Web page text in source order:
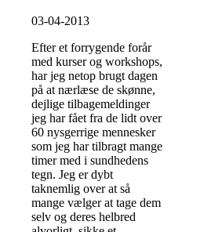
03-04-2013
Efter et forrygende forår
med kurser og workshops,
har jeg netop brugt dagen
på at nærlæse de skønne,
dejlige tilbagemeldinger
jeg har fået fra de lidt over
60 nysgerrige mennesker
som jeg har tilbragt mange
timer med i sundhedens
tegn. Jeg er dybt
taknemlig over at så
mange vælger at tage dem
selv og deres helbred